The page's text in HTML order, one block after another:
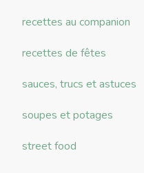
recettes au companion
recettes de fêtes
sauces, trucs et astuces
soupes et potages
street food